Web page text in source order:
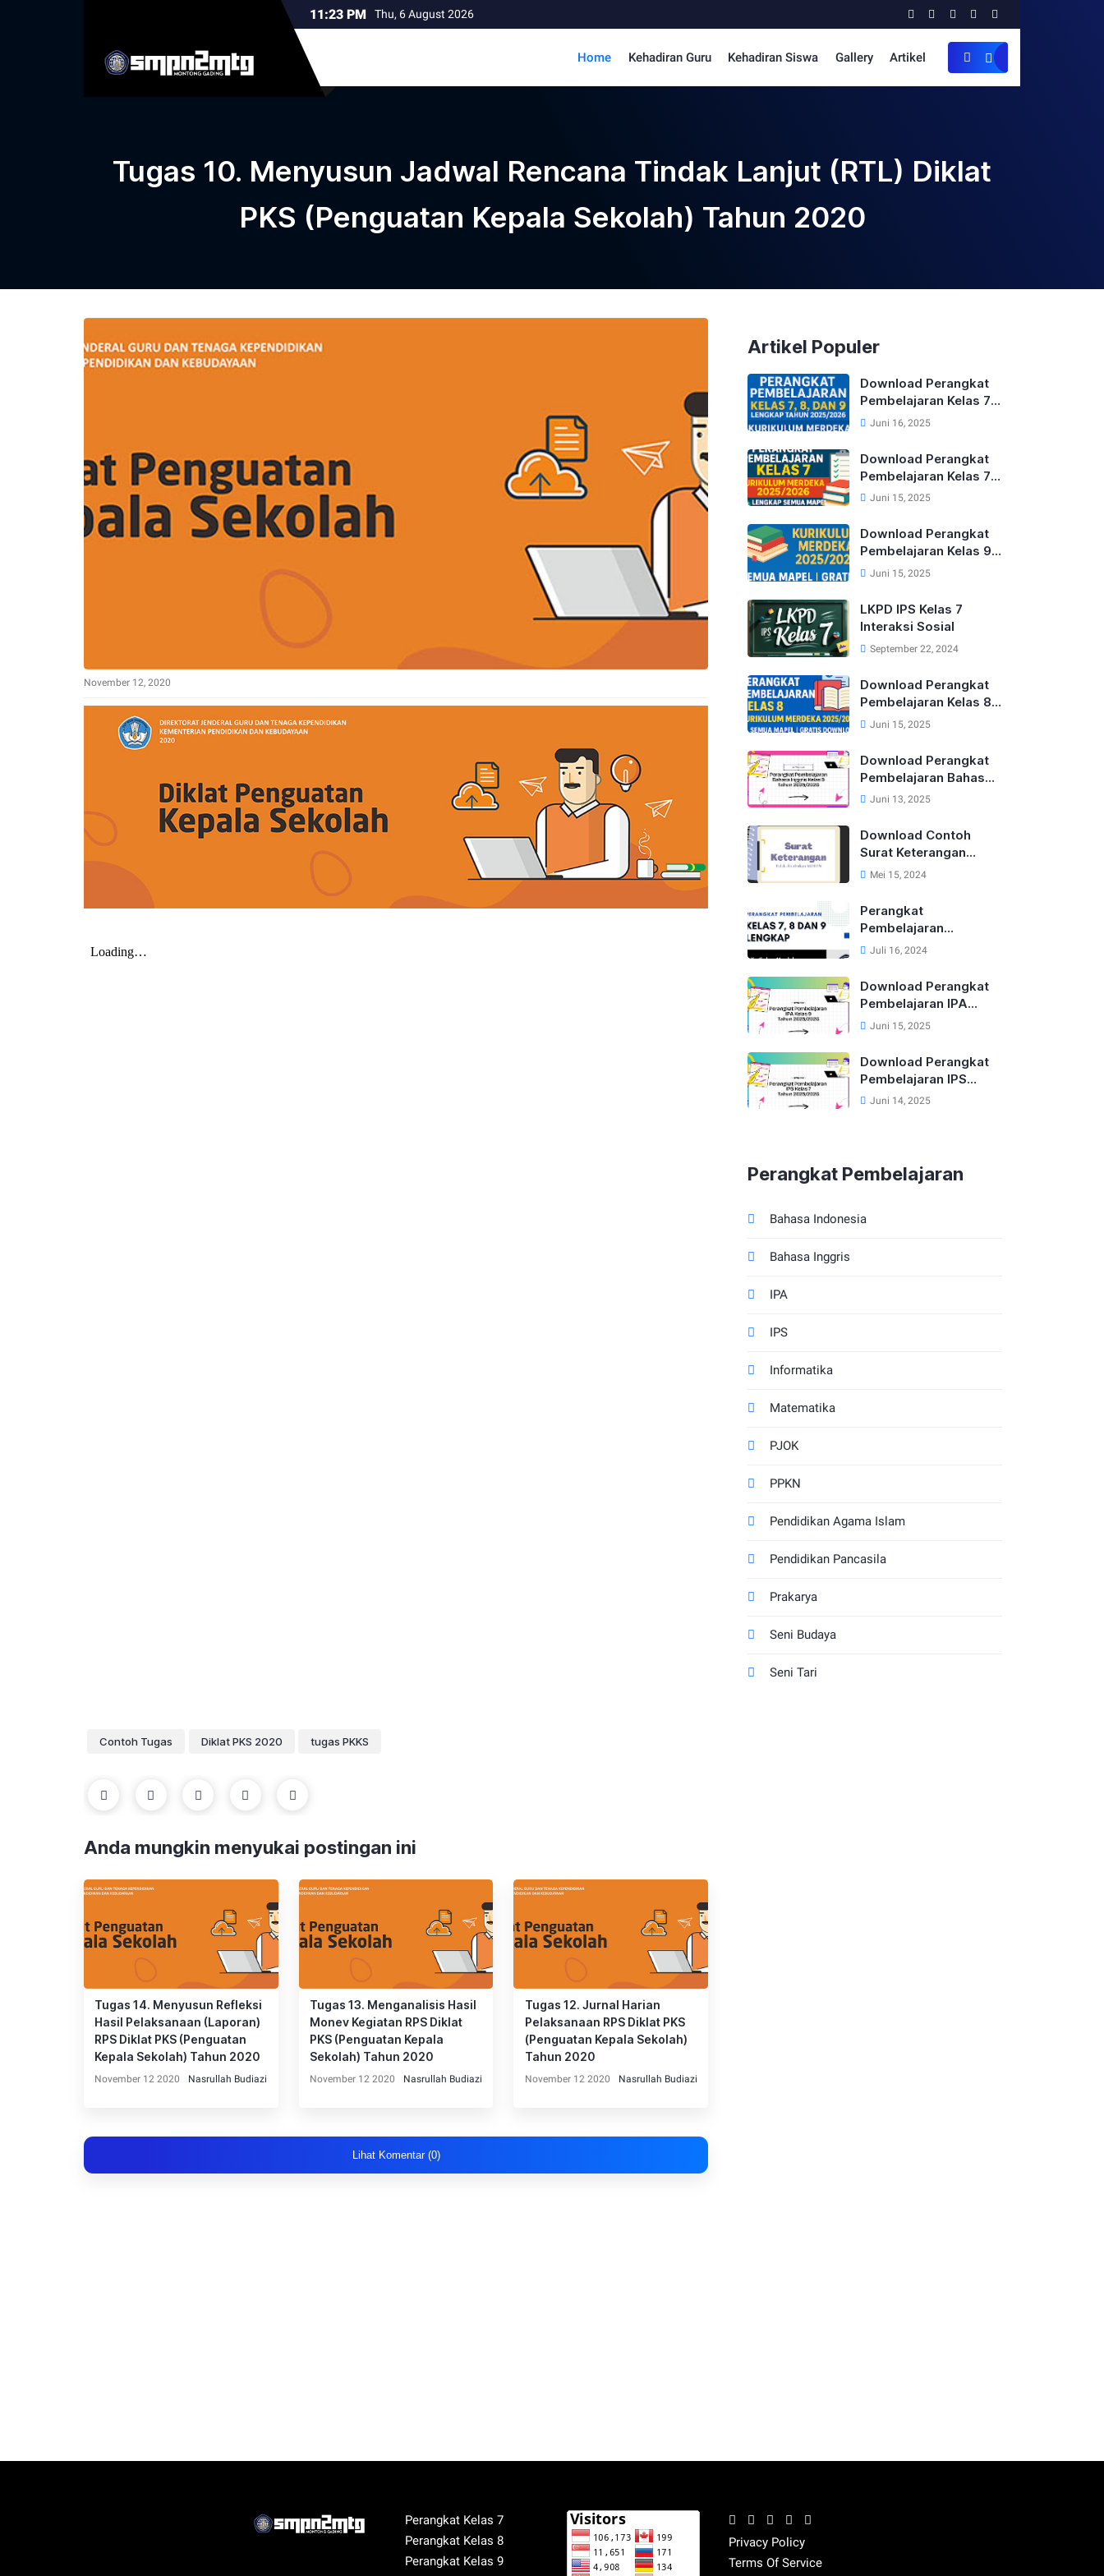
11:23 PM Thu, 6 August 2026
Home Kehadiran Guru Kehadiran Siswa Gallery Artikel
Tugas 10. Menyusun Jadwal Rencana Tindak Lanjut (RTL) Diklat
PKS (Penguatan Kepala Sekolah) Tahun 2020
November 12, 2020
Contoh Tugas Diklat PKS 2020 tugas PKKS
Anda mungkin menyukai postingan ini
Tugas 14. Menyusun Refleksi
Hasil Pelaksanaan (Laporan)
RPS Diklat PKS (Penguatan
Kepala Sekolah) Tahun 2020
November 12 2020 Nasrullah Budiazi
Tugas 13. Menganalisis Hasil
Monev Kegiatan RPS Diklat
PKS (Penguatan Kepala
Sekolah) Tahun 2020
November 12 2020 Nasrullah Budiazi
Tugas 12. Jurnal Harian
Pelaksanaan RPS Diklat PKS
(Penguatan Kepala Sekolah)
Tahun 2020
November 12 2020 Nasrullah Budiazi
Lihat Komentar (0)
Artikel Populer
Download Perangkat
Pembelajaran Kelas 7,
8, dan 9 Lengkap
Kurikulum Merdeka
Juni 16, 2025
Download Perangkat
Pembelajaran Kelas 7
Kurikulum Merdeka
2025/2026 (Semua
Mapel)
Juni 15, 2025
Download Perangkat
Pembelajaran Kelas 9
Kurikulum Merdeka
2025/2026 (Semua
Mapel)
Juni 15, 2025
LKPD IPS Kelas 7
Interaksi Sosial
September 22, 2024
Download Perangkat
Pembelajaran Kelas 8
Kurikulum Merdeka
2025/2026 (Semua
Mapel)
Juni 15, 2025
Download Perangkat
Pembelajaran Bahasa
Inggris Lengkap Untuk
2025/2026
Juni 13, 2025
Download Contoh
Surat Keterangan
Tidak Diterbitkan
Mei 15, 2024
Perangkat
Pembelajaran
Kurikulum Merdeka
2024
Juli 16, 2024
Download Perangkat
Pembelajaran IPA
Kelas 9 Kurikulum
2025/2026
Juni 15, 2025
Download Perangkat
Pembelajaran IPS
Kelas 7 Kurikulum
Juni 14, 2025
Perangkat Pembelajaran
Bahasa Indonesia
Bahasa Inggris
IPA
IPS
Informatika
Matematika
PJOK
PPKN
Pendidikan Agama Islam
Pendidikan Pancasila
Prakarya
Seni Budaya
Seni Tari
Perangkat Kelas 7
Perangkat Kelas 8
Perangkat Kelas 9
Privacy Policy
Terms Of Service